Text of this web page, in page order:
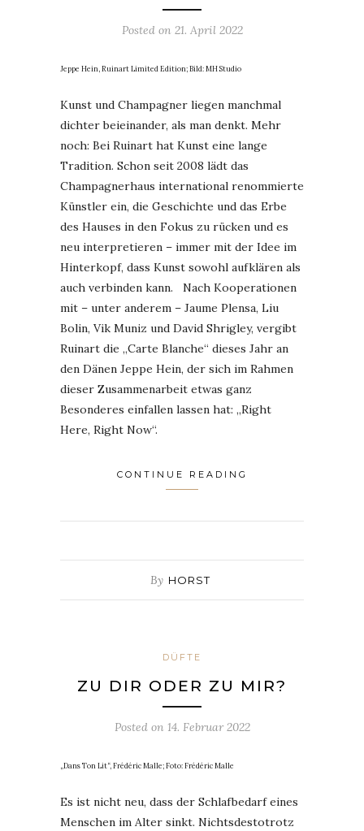
Posted on 21. April 2022
Jeppe Hein, Ruinart Limited Edition; Bild: MH Studio
Kunst und Champagner liegen manchmal
dichter beieinander, als man denkt. Mehr
noch: Bei Ruinart hat Kunst eine lange
Tradition. Schon seit 2008 lädt das
Champagnerhaus international renommierte
Künstler ein, die Geschichte und das Erbe
des Hauses in den Fokus zu rücken und es
neu interpretieren – immer mit der Idee im
Hinterkopf, dass Kunst sowohl aufklären als
auch verbinden kann. Nach Kooperationen
mit – unter anderem – Jaume Plensa, Liu
Bolin, Vik Muniz und David Shrigley, vergibt
Ruinart die „Carte Blanche“ dieses Jahr an
den Dänen Jeppe Hein, der sich im Rahmen
dieser Zusammenarbeit etwas ganz
Besonderes einfallen lassen hat: „Right
Here, Right Now“.
CONTINUE READING
By HORST
DÜFTE
ZU DIR ODER ZU MIR?
Posted on 14. Februar 2022
„Dans Ton Lit“, Frédéric Malle; Foto: Frédéric Malle
Es ist nicht neu, dass der Schlafbedarf eines
Menschen im Alter sinkt. Nichtsdestotrotz